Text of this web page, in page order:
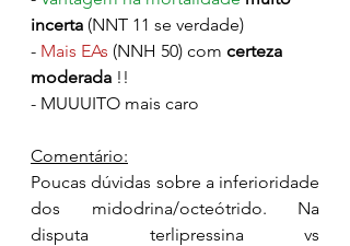
incerta (NNT 11 se verdade)
- Mais EAs (NNH 50) com certeza
moderada !!
- MUUUITO mais caro
Comentário:
Poucas dúvidas sobre a inferioridade
dos midodrina/octeótrido. Na
disputa terlipressina vs